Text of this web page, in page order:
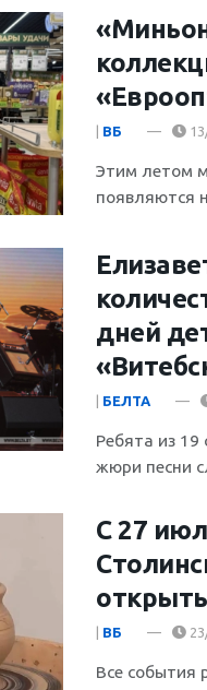
ВБ
Этим летом
появляются
дней
БЕЛТА
Ребята из 19
жюри песни
С 27
ВБ
Все события